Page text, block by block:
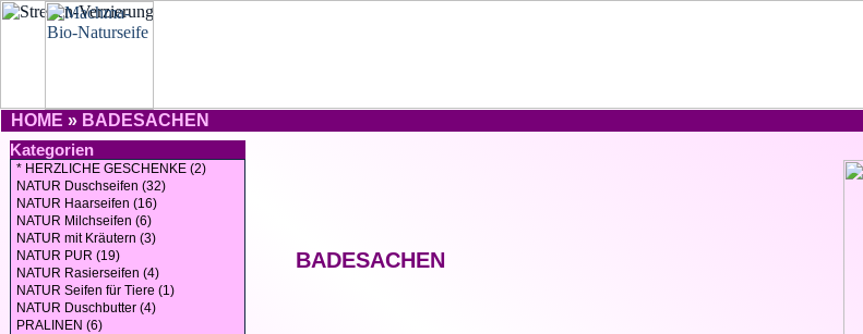
HOME » BADESACHEN
Kategorien
* HERZLICHE GESCHENKE (2)
NATUR Duschseifen (32)
NATUR Haarseifen (16)
NATUR Milchseifen (6)
NATUR mit Kräutern (3)
NATUR PUR (19)
NATUR Rasierseifen (4)
NATUR Seifen für Tiere (1)
NATUR Duschbutter (4)
PRALINEN (6)
BADESACHEN